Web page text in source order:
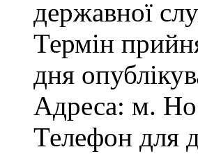
державної
Термін
дня
Адреса: м.
Телефон для